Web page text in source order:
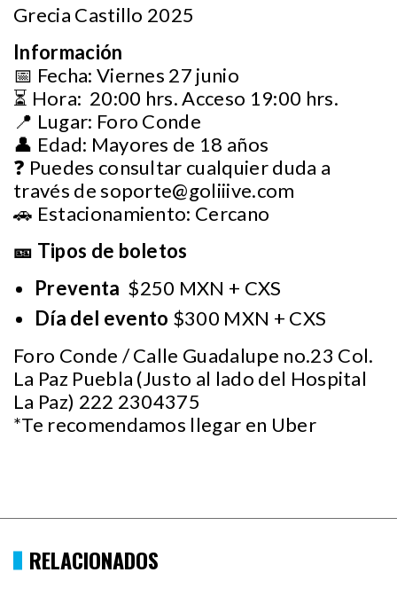
Grecia Castillo 2025
Información
📅 Fecha: Viernes 27 junio
⏳ Hora: 20:00 hrs. Acceso 19:00 hrs.
📍 Lugar: Foro Conde
👤 Edad: Mayores de 18 años
❓ Puedes consultar cualquier duda a
través desoporte@goliiive.com
🚗 Estacionamiento: Cercano
🎫 Tipos de boletos
Preventa $250 MXN + CXS
Día del evento $300 MXN + CXS
Foro Conde / Calle Guadalupe no.23 Col.
La Paz Puebla (Justo al lado del Hospital
La Paz) 222 2304375
*Te recomendamos llegar en Uber
RELACIONADOS